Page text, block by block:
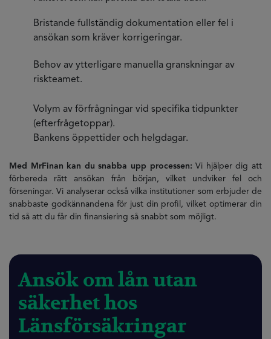
Bristande fullständig dokumentation eller fel i
ansökan som kräver korrigeringar.
Behov av ytterligare manuella granskningar av
riskteamet.
Volym av förfrågningar vid specifika tidpunkter
(efterfrågetoppar).
Bankens öppettider och helgdagar.
Med MrFinan kan du snabba upp processen:Vi hjälper dig att
förbereda rätt ansökan från början, vilket undviker fel och
förseningar. Vi analyserar också vilka institutioner som erbjuder de
snabbaste godkännandena för just din profil, vilket optimerar din
tid så att du får din finansiering så snabbt som möjligt.
Ansök om lån utan
säkerhet hos
Länsförsäkringar